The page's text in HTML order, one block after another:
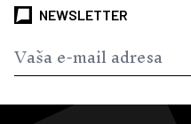
NEWSLETTER